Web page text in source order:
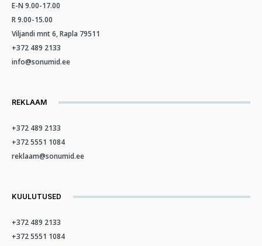
E-N 9.00-17.00
R 9.00-15.00
Viljandi mnt 6, Rapla 79511
+372 489 2133
info@sonumid.ee
REKLAAM
+372 489 2133
+372 5551 1084
reklaam@sonumid.ee
KUULUTUSED
+372 489 2133
+372 5551 1084